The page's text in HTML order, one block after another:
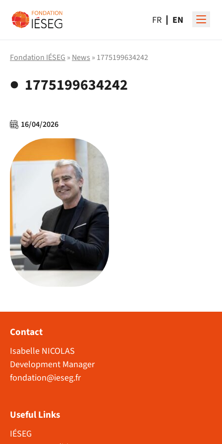
FR EN
Fondation IÉSEG » News » 1775199634242
1775199634242
16/04/2026
Contact
Isabelle NICOLAS
Development Manager
fondation@ieseg.fr
Useful Links
IÉSEG